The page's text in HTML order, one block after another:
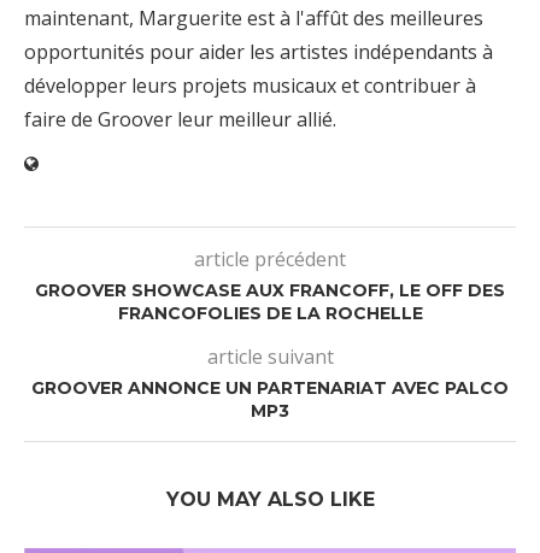
maintenant, Marguerite est à l'affût des meilleures
opportunités pour aider les artistes indépendants à
développer leurs projets musicaux et contribuer à
faire de Groover leur meilleur allié.
article précédent
GROOVER SHOWCASE AUX FRANCOFF, LE OFF DES
FRANCOFOLIES DE LA ROCHELLE
article suivant
GROOVER ANNONCE UN PARTENARIAT AVEC PALCO
MP3
YOU MAY ALSO LIKE